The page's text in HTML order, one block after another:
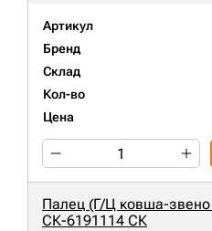
Артикул
Бренд
Склад
Кол-во
Цена
Палец (Г/Ц ковша-звено
СК-6191114 СК